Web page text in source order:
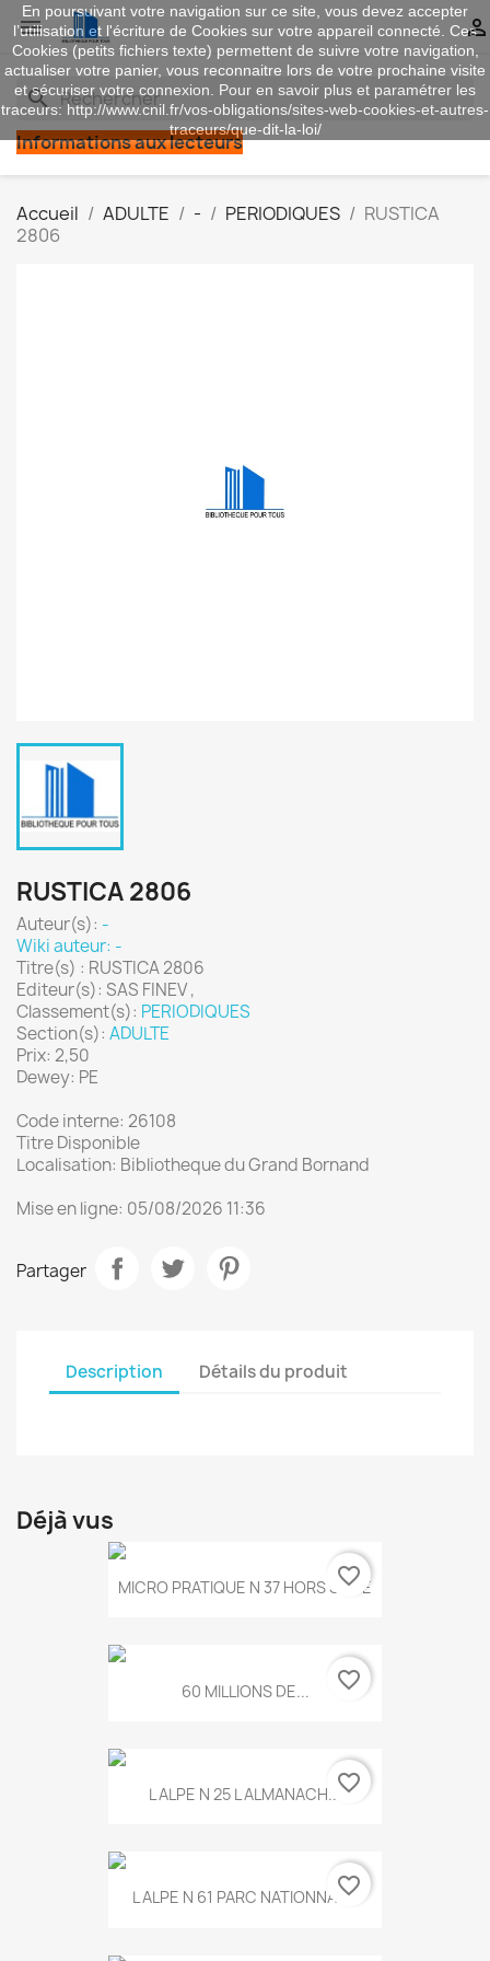
 
search
Informations aux lecteurs
Accueil ADULTE - PERIODIQUES
RUSTICA
2806
RUSTICA 2806
Auteur(s): -
Wiki auteur: -
Titre(s) : RUSTICA 2806
Editeur(s): SAS FINEV ,
Classement(s): PERIODIQUES
Section(s): ADULTE
Prix: 2,50
Dewey: PE
Code interne: 26108
Titre Disponible
Localisation: Bibliotheque du Grand Bornand
Mise en ligne: 05/08/2026 11:36
Partager
Description Détails du produit
Déjà vus
MICRO PRATIQUE N 37 HORS SERIE
favorite_border
60 MILLIONS DE... favorite_border
L ALPE N 25 L ALMANACH...favorite_border
L ALPE N 61 PARC NATIONNAL...
favorite_border
En poursuivant votre navigation sur ce site, vous devez accepter
l’utilisation et l'écriture de Cookies sur votre appareil connecté. Ces
Cookies (petits fichiers texte) permettent de suivre votre navigation,
actualiser votre panier, vous reconnaitre lors de votre prochaine visite
et sécuriser votre connexion. Pour en savoir plus et paramétrer les
traceurs: http://www.cnil.fr/vos-obligations/sites-web-cookies-et-autres-
traceurs/que-dit-la-loi/